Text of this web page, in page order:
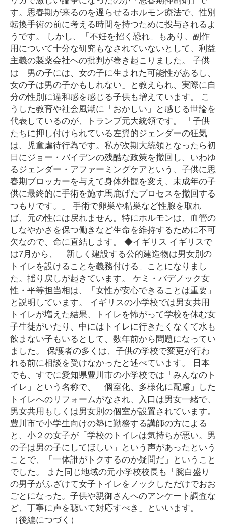
す。思春期が来るのを遅らせるホルモン療法で、性別
転換手術の前に考える時間を持つために投与されるよ
うです。 しかし、「不妊を招く恐れ」もあり、副作
用について十分な研究もなされていないとして、利益
主義の製薬会社への批判が巻き起こりました。 子供
は「男の子には、女の子に生まれた可能性があるし、
女の子は男の子かもしれない」と教えられ、実際に自
分の性別に違和感を感じる子供も増えています。 こ
うした教育や社会風潮に「おかしい」と感じる世論を
代表しているのが、トランプ元大統領です。 「子供
たちに押し付けられている左翼的ジェンダーの狂気
は、児童虐待行為です。私が次期大統領となったら初
日にジョー・バイデンの残酷な政策を撤回し、いわゆ
るジェンダー・アファーミングケアという、子供に思
春期ブロッカーを与えて身体外観を変え、未成年の子
供に最終的に手術を施す馬鹿げたプロセスを撤回する
つもりです。」 手術で卵巣や精巣など性腺を取れ
ば、元の性には戻れません。特にホルモンは、血管の
しなやかさを保つ働きなど生命を維持するために不可
欠なので、命に直結します。 ◆イギリス イギリスで
は7月から、「新しく建設する公的建造物は男女別の
トイレを設けることを義務付ける」ことになりまし
た。揺り戻しが起きています。 ケミ・バデノック女
性・平等担当相は、「女性が安心できることは重要」
と説明しています。 イギリスの小学校では男女共用
トイレが増えた結果、トイレを怖がって学校を休む女
子生徒がいたり、中にはトイレに行きたくなくて水も
飲まない子もいるとして、数年前から問題になってい
ました。 保護者の多くは、子供の学校で変更が行わ
れる前に相談を受けなかったと述べています。 日本
でも、すでに愛知県豊川市の小学校では「みんなのト
イレ」という名称で、「個室化、多様化に配慮」した
トイレへのリフォームがなされ、入口は男女一緒で、
男女共用もしくは男女別の個室が設置されています。
豊川市で小学生向けの塾に勤務する講師の方による
と、小２の女子が「学校のトイレは気持ちが悪い。男
の子は男の子にしてほしい」という声があったという
ことで、「一体誰がトクするのか疑問だ」ということ
でした。 また同じ地域の元小学校校長も「腕白盛り
の男子がふざけて女子トイレをノックしただけでおお
ごとになった。子供や親御さんへのアンケート調査な
ど、丁寧に声を聴いて対応すべき」といいます。
（後編につづく）